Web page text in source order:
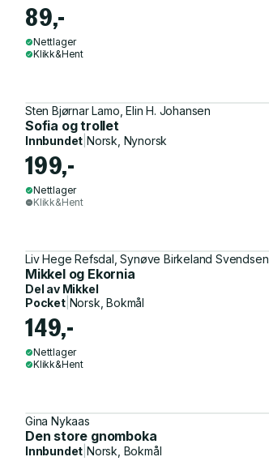
89,-
Nettlager
Klikk&Hent
Sten Bjørnar Lamo, Elin H. Johansen
Sofia og trollet
Innbundet |Norsk, Nynorsk
199,-
Nettlager
Klikk&Hent
Liv Hege Refsdal, Synøve Birkeland Svendsen
Mikkel og Ekornia
Del av Mikkel
Pocket| Norsk, Bokmål
149,-
Nettlager
Klikk&Hent
Gina Nykaas
Den store gnomboka
Innbundet |Norsk, Bokmål